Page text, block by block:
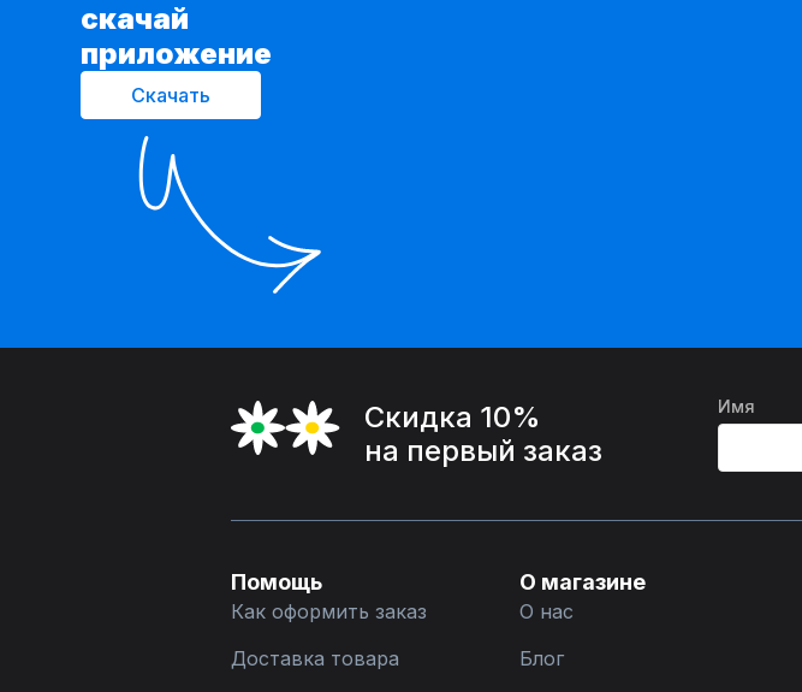
cкачай
приложение
Скачать
Скидка 10%
на первый заказ
Имя
Помощь
Как оформить заказ
Доставка товара
О магазине
О нас
Блог